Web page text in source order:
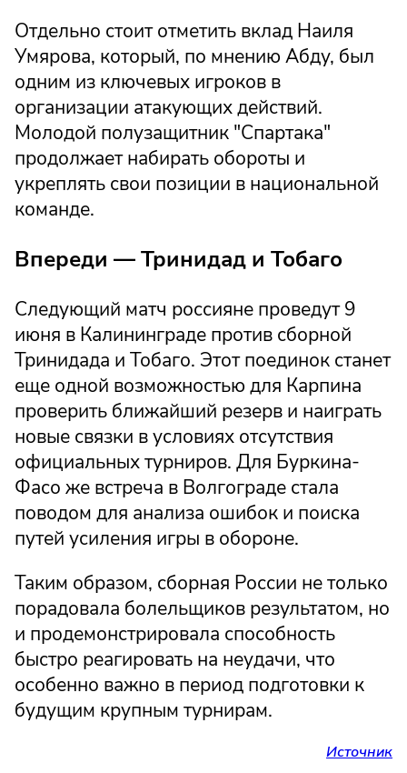
Отдельно стоит отметить вклад Наиля
Умярова, который, по мнению Абду, был
одним из ключевых игроков в
организации атакующих действий.
Молодой полузащитник "Спартака"
продолжает набирать обороты и
укреплять свои позиции в национальной
команде.
Впереди — Тринидад и Тобаго
Следующий матч россияне проведут 9
июня в Калининграде против сборной
Тринидада и Тобаго. Этот поединок станет
еще одной возможностью для Карпина
проверить ближайший резерв и наиграть
новые связки в условиях отсутствия
официальных турниров. Для Буркина-
Фасо же встреча в Волгограде стала
поводом для анализа ошибок и поиска
путей усиления игры в обороне.
Таким образом, сборная России не только
порадовала болельщиков результатом, но
и продемонстрировала способность
быстро реагировать на неудачи, что
особенно важно в период подготовки к
будущим крупным турнирам.
Источник